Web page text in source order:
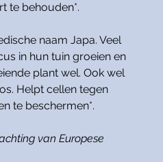
te behouden*.
naam Japa. Veel
in hun tuin groeien en
plant wel. Ook wel
Helpt cellen tegen
te beschermen*.
van Europese